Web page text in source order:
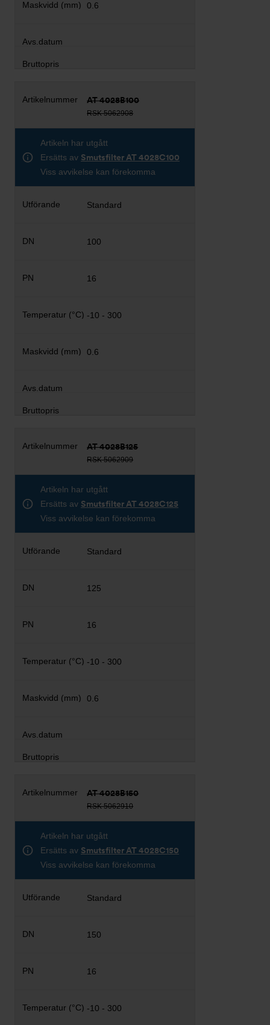
0.6
AT 4028B100
RSK 5062908
Artikeln har utgått
Ersätts av Smutsfilter AT 4028C100
Viss avvikelse kan förekomma
Standard
100
16
-10 - 300
0.6
AT 4028B125
RSK 5062909
Artikeln har utgått
Ersätts av Smutsfilter AT 4028C125
Viss avvikelse kan förekomma
Standard
125
16
-10 - 300
0.6
AT 4028B150
RSK 5062910
Artikeln har utgått
Ersätts av Smutsfilter AT 4028C150
Viss avvikelse kan förekomma
Standard
150
16
-10 - 300